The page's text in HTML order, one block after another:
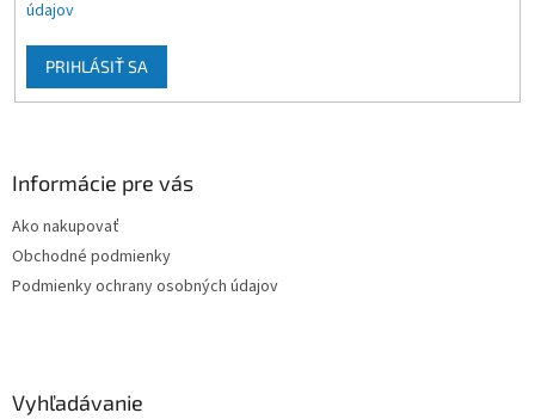
údajov
PRIHLÁSIŤ SA
Informácie pre vás
Ako nakupovať
Obchodné podmienky
Podmienky ochrany osobných údajov
Vyhľadávanie